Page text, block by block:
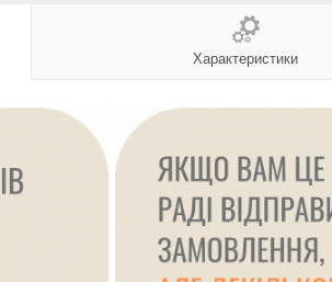
Характеристики